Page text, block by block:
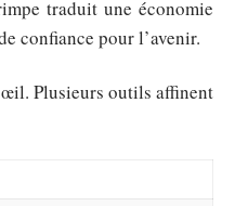
traduit une économie
confiance pour l’avenir.
Plusieurs outils affinent